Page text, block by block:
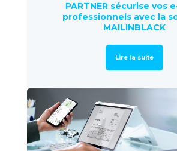
PARTNER sécurise vos
professionnels avec la
MAILINBLACK
Lire la suite